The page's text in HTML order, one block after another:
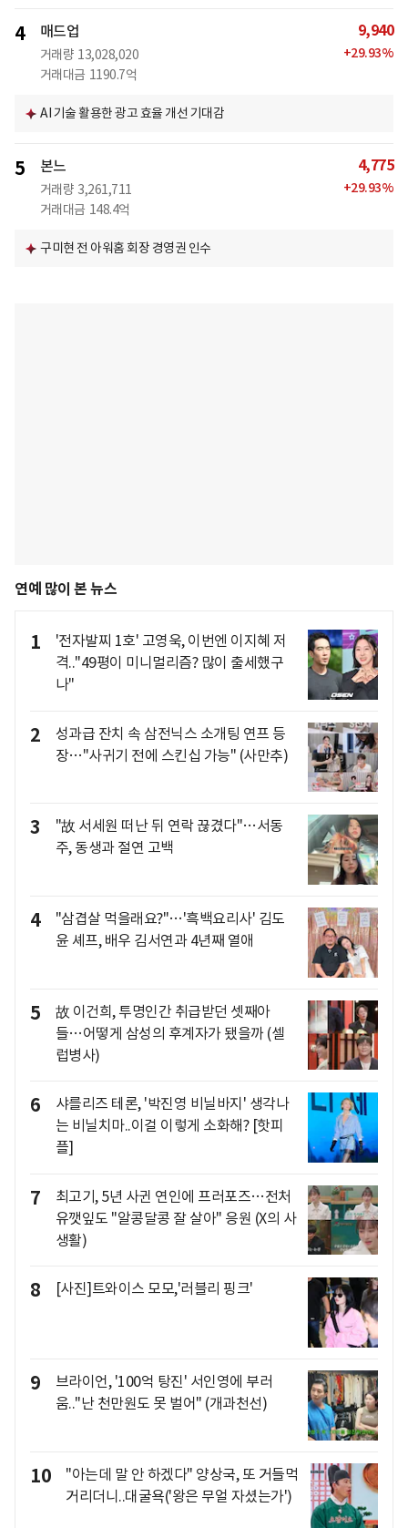
4 매드업
거래량 13,028,020
거래대금 1190.7억
9,940
+29.93%
AI 기술 활용한 광고 효율 개선 기대감
5 본느
거래량 3,261,711
거래대금 148.4억
4,775
+29.93%
구미현 전 아워홈 회장 경영권 인수
연예 많이 본 뉴스
1
'전자발찌 1호' 고영욱, 이번엔 이지혜 저
격.."49평이 미니멀리즘? 많이 출세했구
나"
2
성과급 잔치 속 삼전닉스 소개팅 연프 등
장…"사귀기 전에 스킨십 가능" (사만추)
3
"故 서세원 떠난 뒤 연락 끊겼다"…서동
주, 동생과 절연 고백
4
"삼겹살 먹을래요?"…'흑백요리사' 김도
윤 셰프, 배우 김서연과 4년째 열애
5
故 이건희, 투명인간 취급받던 셋째아
들…어떻게 삼성의 후계자가 됐을까 (셀
럽병사)
6
샤를리즈 테론, '박진영 비닐바지' 생각나
는 비닐치마..이걸 이렇게 소화해? [핫피
플]
7
최고기, 5년 사귄 연인에 프러포즈…전처
유깻잎도 "알콩달콩 잘 살아" 응원 (X의 사
생활)
8 [사진]트와이스 모모,'러블리 핑크'
9
브라이언, '100억 탕진' 서인영에 부러
움.."난 천만원도 못 벌어" (개과천선)
10
"아는데 말 안 하겠다" 양상국, 또 거들먹
거리더니..대굴욕('왕은 무얼 자셨는가')